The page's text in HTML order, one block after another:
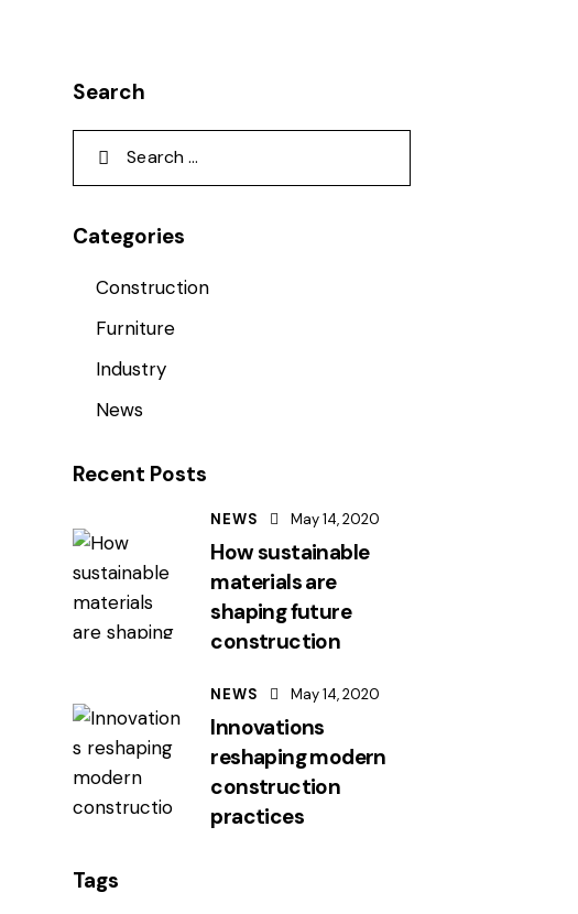
Search
Categories
Construction
Furniture
Industry
News
Recent Posts
NEWS May 14, 2020
How sustainable
materials are
shaping future
construction
NEWS May 14, 2020
Innovations
reshaping modern
construction
practices
Tags